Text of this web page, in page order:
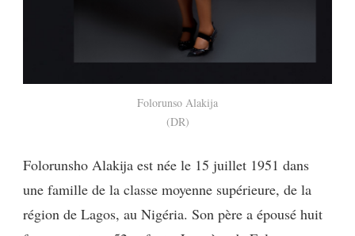
Folorunso Alakija
(DR)
Folorunsho Alakija est née le 15 juillet 1951 dans
une famille de la classe moyenne supérieure, de la
région de Lagos, au Nigéria. Son père a épousé huit